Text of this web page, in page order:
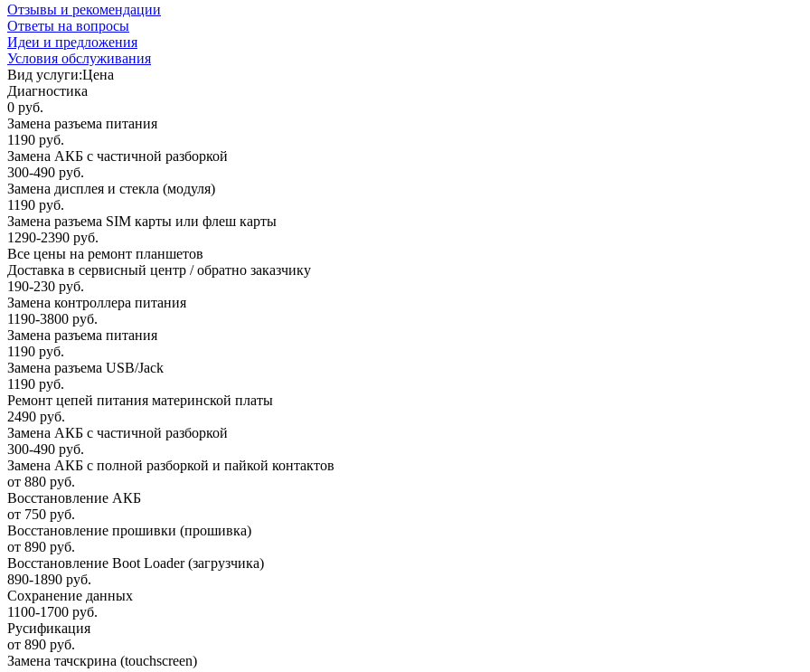
Отзывы и рекомендации
Ответы на вопросы
Идеи и предложения
Условия обслуживания
Вид услуги:Цена
Диагностика
0 руб.
Замена разъема питания
1190 руб.
Замена АКБ с частичной разборкой
300-490 руб.
Замена дисплея и стекла (модуля)
1190 руб.
Замена разъема SIM карты или флеш карты
1290-2390 руб.
Все цены на ремонт планшетов
Доставка в сервисный центр / обратно заказчику
190-230 руб.
Замена контроллера питания
1190-3800 руб.
Замена разъема питания
1190 руб.
Замена разъема USB/Jack
1190 руб.
Ремонт цепей питания материнской платы
2490 руб.
Замена АКБ с частичной разборкой
300-490 руб.
Замена АКБ с полной разборкой и пайкой контактов
от 880 руб.
Восстановление АКБ
от 750 руб.
Восстановление прошивки (прошивка)
от 890 руб.
Восстановление Boot Loader (загрузчика)
890-1890 руб.
Сохранение данных
1100-1700 руб.
Русификация
от 890 руб.
Замена тачскрина (touchscreen)